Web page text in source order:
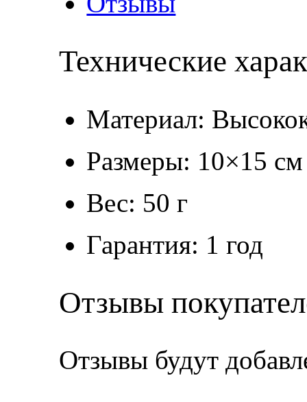
Технические
Материал:
Размеры: 10×15 см
Вес: 50 г
Гарантия: 1 год
Отзывы
Отзывы будут